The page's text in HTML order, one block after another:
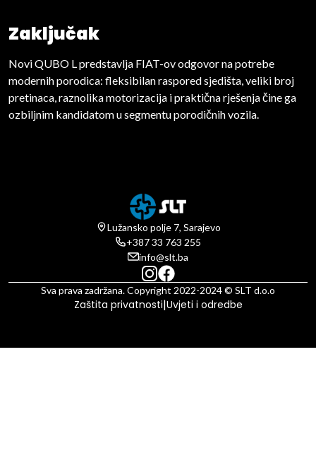
Zaključak
Novi QUBO L predstavlja FIAT-ov odgovor na potrebe
modernih porodica: fleksibilan raspored sjedišta, veliki broj
pretinaca, raznolika motorizacija i praktična rješenja čine ga
ozbiljnim kandidatom u segmentu porodičnih vozila.
Lužansko polje 7, Sarajevo
+387 33 763 255
info@slt.ba
Sva prava zadržana. Copyright 2022-2024 © SLT d.o.o
Zaštita privatnosti|Uvjeti i odredbe